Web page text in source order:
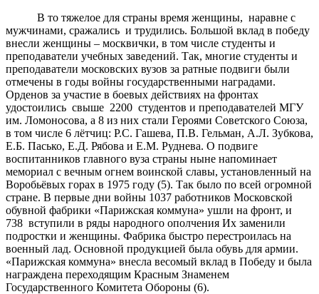
В то тяжелое для страны время женщины, наравне с
мужчинами, сражались и трудились. Большой вклад в победу
внесли женщины – москвички, в том числе студенты и
преподаватели учебных заведений. Так, многие студенты и
преподаватели московских вузов за ратные подвиги были
отмечены в годы войны государственными наградами.
Орденов за участие в боевых действиях на фронтах
удостоились свыше 2200 студентов и преподавателей МГУ
им. Ломоносова, а 8 из них стали Героями Советского Союза,
в том числе 6 лётчиц: Р.С. Гашева, П.В. Гельман, А.Л. Зубкова,
Е.Б. Пасько, Е.Д. Рябова и Е.М. Руднева. О подвиге
воспитанников главного вуза страны ныне напоминает
мемориал с вечным огнем воинской славы, установленный на
Воробьёвых горах в 1975 году (5). Так было по всей огромной
стране. В первые дни войны 1037 работников Московской
обувной фабрики «Парижская коммуна» ушли на фронт, и
738 вступили в ряды народного ополчения Их заменили
подростки и женщины. Фабрика быстро перестроилась на
военный лад. Основной продукцией была обувь для армии.
«Парижская коммуна» внесла весомый вклад в Победу и была
награждена переходящим Красным Знаменем
Государственного Комитета Обороны (6).